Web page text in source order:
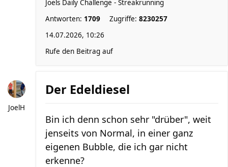
Joels Daily Challenge - Streakrunning
Antworten: 1709 Zugriffe: 8230257
14.07.2026, 10:26
Rufe den Beitrag auf
JoelH
Der Edeldiesel
Bin ich denn schon sehr "drüber", weit
jenseits von Normal, in einer ganz
eigenen Bubble, die ich gar nicht
erkenne?